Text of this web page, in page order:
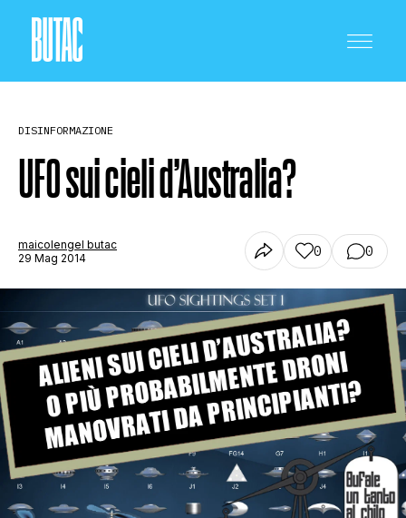
SCIENZA E TECNOLOGIA
SALUTE E MEDICINA
STORIA E CITAZIONI
INTRATTENIMENTO
DISINFORMAZIONE
UFO sui cieli d’Australia?
maicolengel butac
29 Mag 2014
0 0